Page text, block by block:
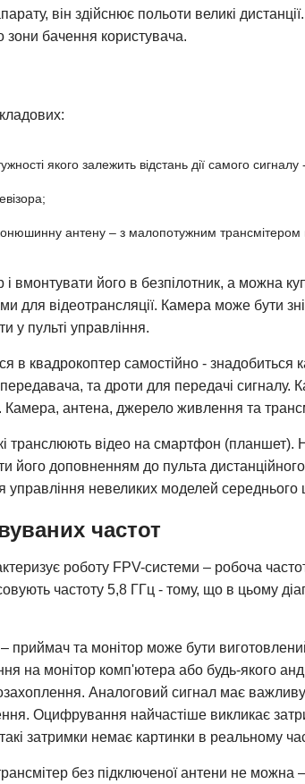
він здійснює польоти великі
бачення користувача.
якого залежить відстань дії самого сигналу
антену – з малопотужним трансмітером
вмонтувати його в безпілотник, а можна
для відеотрансляції. Камера може бути
у пульті управління.
в квадрокоптер самостійно - знадобиться
та дроти для передачі сигналу.
Камера, антена, джерело живлення та
транслюють відео на смартфон
його доповненням до пульта
управління невеликих моделей середнього
частот
роботу FPV-системи – робоча
частоту 5,8 ГГц - тому, що в цьому
– приймач та монітор може бути
на монітор комп'ютера або будь-якого
Аналоговий сигнал має
Оцифрування найчастіше викликає
затримки немає картинки в реальному
без підключеної антени не можна –